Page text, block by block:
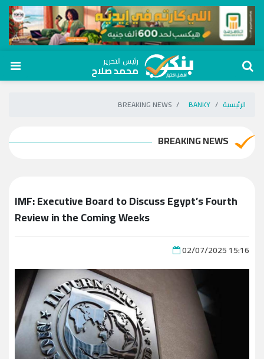
رئيس التحرير
محمد صلاح
الرئيسية BANKY
BREAKING NEWS
BREAKING NEWS
IMF: Executive Board to Discuss Egypt’s Fourth
Review in the Coming Weeks
02/07/2025 15:16